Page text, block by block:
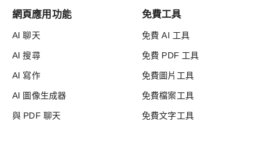
網頁應用功能
AI 聊天
AI 搜尋
AI 寫作
AI 圖像生成器
與 PDF 聊天
免費工具
免費 AI 工具
免費 PDF 工具
免費圖片工具
免費檔案工具
免費文字工具